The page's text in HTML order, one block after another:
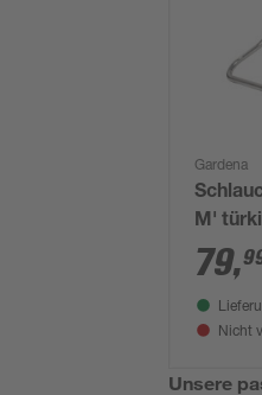
Gardena
M'
79,
Nicht
Unsere